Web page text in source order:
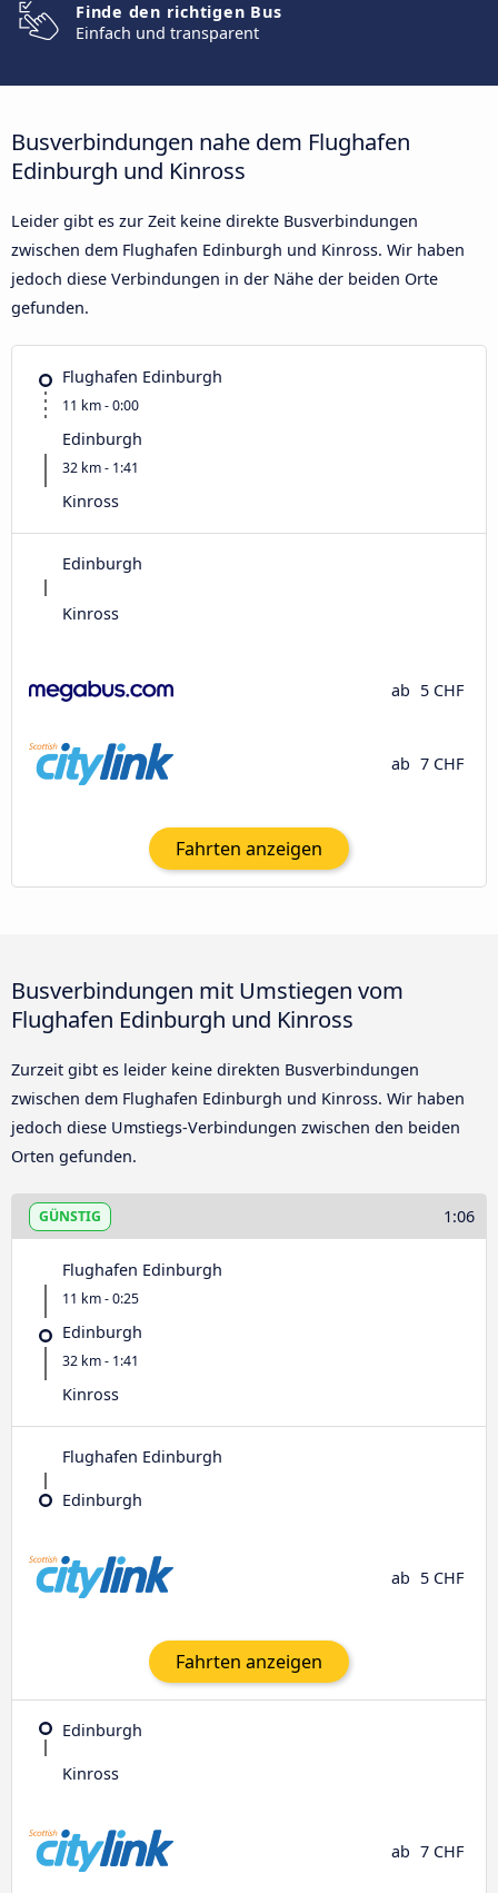
Finde den richtigen Bus
Einfach und transparent
Busverbindungen nahe dem Flughafen
Edinburgh und Kinross
Leider gibt es zur Zeit keine direkte Busverbindungen
zwischen dem Flughafen Edinburgh und Kinross. Wir haben
jedoch diese Verbindungen in der Nähe der beiden Orte
gefunden.
Flughafen Edinburgh
11 km - 0:00
Edinburgh
32 km - 1:41
Kinross
Edinburgh
Kinross
ab 5 CHF
ab 7 CHF
Fahrten anzeigen
Busverbindungen mit Umstiegen vom
Flughafen Edinburgh und Kinross
Zurzeit gibt es leider keine direkten Busverbindungen
zwischen dem Flughafen Edinburgh und Kinross. Wir haben
jedoch diese Umstiegs-Verbindungen zwischen den beiden
Orten gefunden.
GÜNSTIG 1:06
Flughafen Edinburgh
11 km - 0:25
Edinburgh
32 km - 1:41
Kinross
Flughafen Edinburgh
Edinburgh
ab 5 CHF
Fahrten anzeigen
Edinburgh
Kinross
ab 7 CHF